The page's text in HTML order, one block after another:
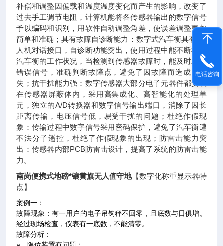
补偿和调整因偏载和温度温度变化而产生的影响，改变了
过去手工调节电阻，计算机能将各传感器输出的数字信号
予以编码和识别，用软件自动调整角差，使误差调整更加
简单和准确；具有故障自诊断能力：数字式汽车衡具有*的
人机对话接口，自诊断功能突出，使用过程中能不断检测
汽车衡的工作状况，当检测到传感器故障时，能及时发出
错误信号，准确判断故障点，避免了因故障而造成的损
失；抗干扰能力强：数字传感器大部分电子元器件都安装
在传感器屏蔽体内，采用高集成化、高智能化的处理单
元，独立的A/D转换器和数字信号输出端口，消除了因长
距离传输，电压信号低，易受干扰的问题；杜绝作假现
象：传输过程中数字信号采用密码保护，避免了汽车衡遭
不法分子遥控，杜绝了作假现象的出现；防雷击能力突
出：传感器内部PCB防雷击设计，提高了系统的防雷击能
力。
南岗便携式地磅*镶黄旗无人值守地【数字化称重显示器特
点】
案例一：
故障现象：有一用户的电子吊钩秤不回零，且底数与日俱增。
经过现场检查，仪表有一底数，不能清零。
故障分析：
电话咨询